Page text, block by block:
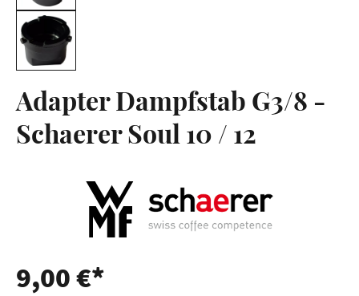
Adapter Dampfstab G3/8 -
Schaerer Soul 10 / 12
9,00 €*